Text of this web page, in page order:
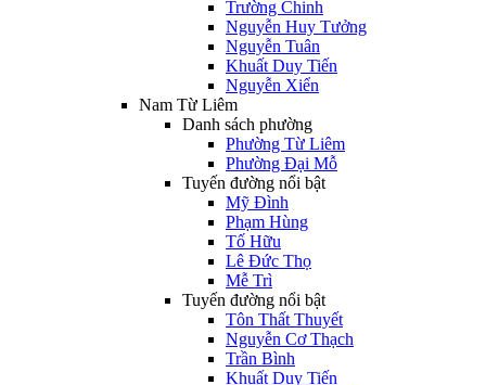
Trường Chinh
Nguyễn Huy Tưởng
Nguyễn Tuân
Khuất Duy Tiến
Nguyễn Xiển
Nam Từ Liêm
Danh sách phường
Phường Từ Liêm
Phường Đại Mỗ
Tuyến đường nổi bật
Mỹ Đình
Phạm Hùng
Tố Hữu
Lê Đức Thọ
Mễ Trì
Tuyến đường nổi bật
Tôn Thất Thuyết
Nguyễn Cơ Thạch
Trần Bình
Khuất Duy Tiến